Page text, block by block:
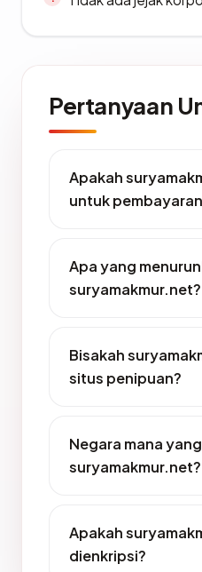
Pertanyaan
Apakah
untuk
Apa yang
suryamakmur.net?
Bisakah
situs penipuan?
Negara mana
suryamakmur.net?
Apakah
dienkripsi?